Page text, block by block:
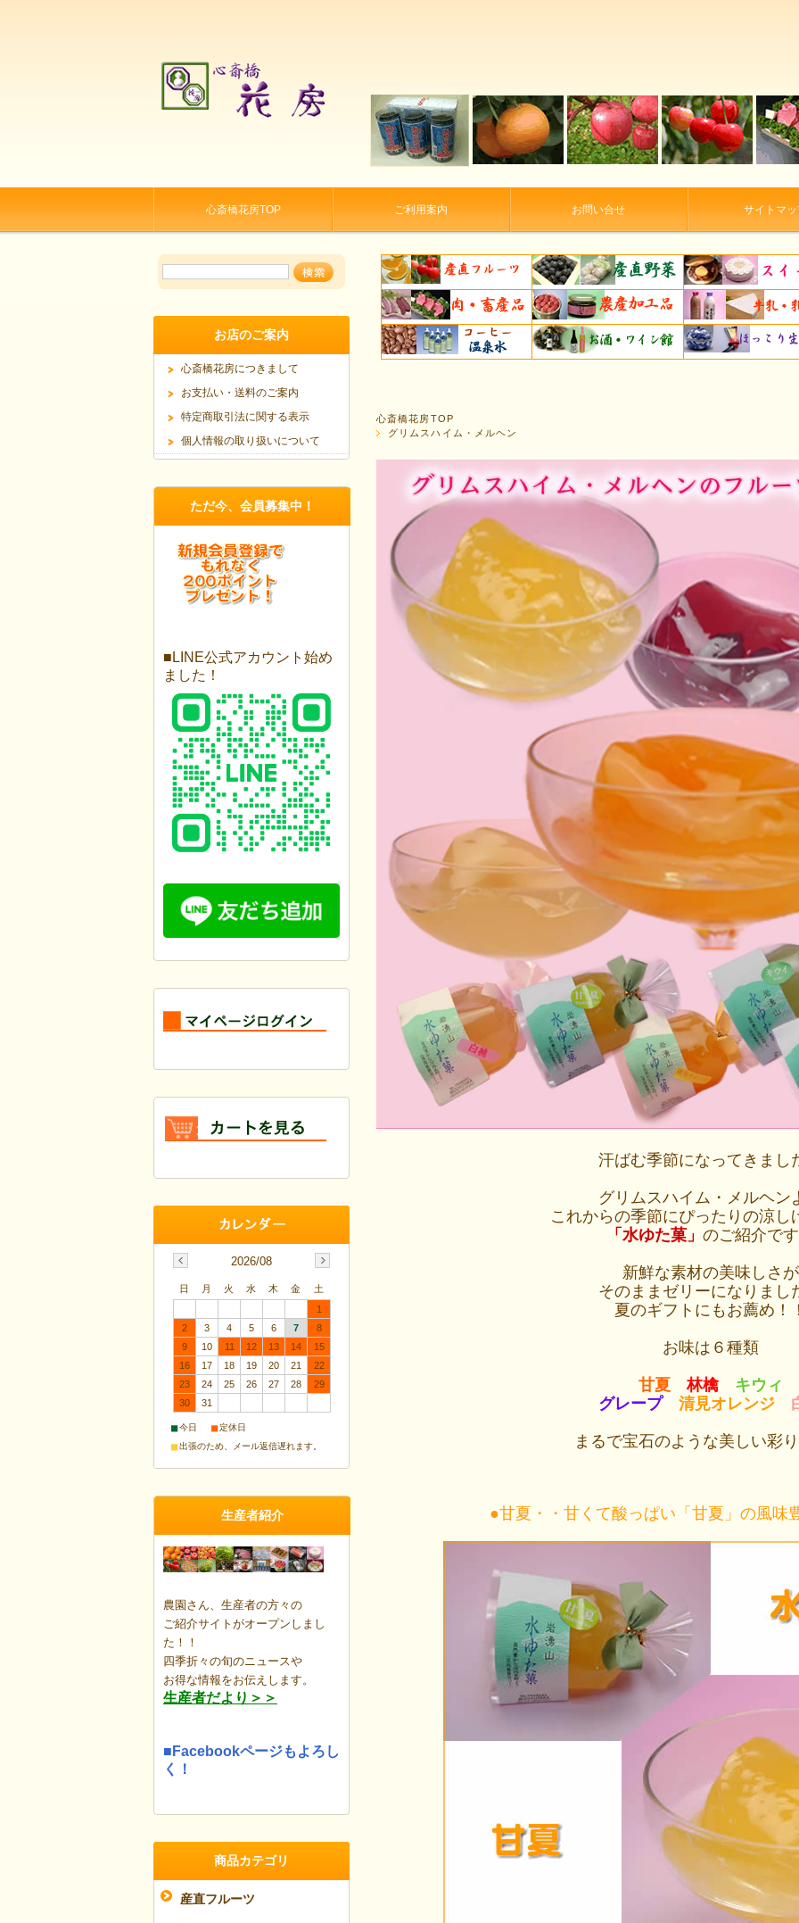
心斎橋花房TOP ご利用案内 お問い合せ サイトマッ
心斎橋花房TOP
グリムスハイム・メルヘン
汗ばむ季節になってきまし
グリムスハイム・メルヘン
これからの季節にぴったりの涼し
「水ゆた菓」 のご紹介で
新鮮な素材の美味しさが
そのままゼリーになりまし
夏のギフトにもお薦め！
お味は６種類
甘夏 林檎
キウィ
グレープ
清見オレンジ
まるで宝石のような美しい彩
●甘夏・・甘くて酸っぱい「甘夏」の風味
お店のご案内
心斎橋花房につきまして
お支払い・送料のご案内
特定商取引法に関する表示
個人情報の取り扱いについて
ただ今、会員募集中！
■LINE公式アカウント始め
ました！
2026/08
日 月 火 水 木 金
土
1
2
3 4 5 6 7
8
9
10 11 12 13 14
15
16
17 18 19 20 21
22
23
24 25 26 27 28
29
30
31
■今日 ■定休日
■出張のため、メール返信遅れます。
生産者紹介
農園さん、生産者の方々の
ご紹介サイトがオープンしまし
た！！
四季折々の旬のニュースや
お得な情報をお伝えします。
生産者だより＞＞
■Facebookページもよろし
く！
商品カテゴリ
産直フルーツ